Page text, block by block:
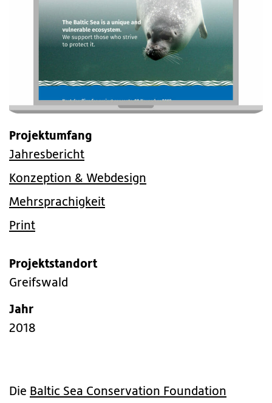
Projektumfang
Jahresbericht
Konzeption & Webdesign
Mehrsprachigkeit
Print
Projektstandort
Greifswald
Jahr
2018
Die Baltic Sea Conservation Foundation